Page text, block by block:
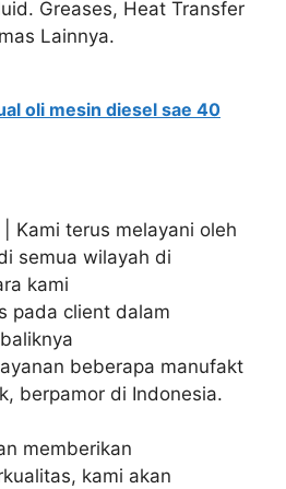
Greases, Heat Transfer
Lainnya.
oli mesin diesel sae 40
Kami terus melayani oleh
semua wilayah di
kami
pada client dalam
beberapa manufakt
berpamor di Indonesia.
memberikan
kami akan